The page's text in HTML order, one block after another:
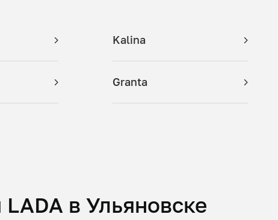
Kalina
Granta
в Ульяновске